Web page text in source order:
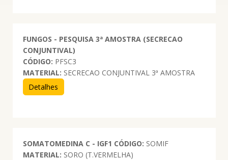
FUNGOS - PESQUISA 3ª AMOSTRA (SECRECAO
CONJUNTIVAL)
CÓDIGO: PFSC3
MATERIAL: SECRECAO CONJUNTIVAL 3ª AMOSTRA
Detalhes
SOMATOMEDINA C - IGF1 CÓDIGO: SOMIF
MATERIAL: SORO (T.VERMELHA)